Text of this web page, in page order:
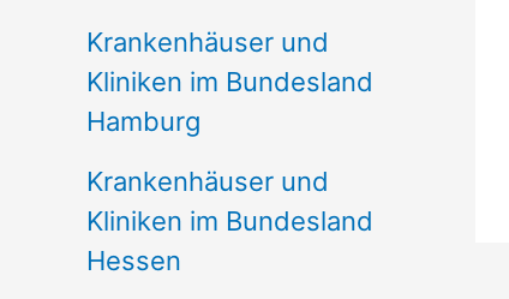
Krankenhäuser und
Kliniken im Bundesland
Hamburg
Krankenhäuser und
Kliniken im Bundesland
Hessen